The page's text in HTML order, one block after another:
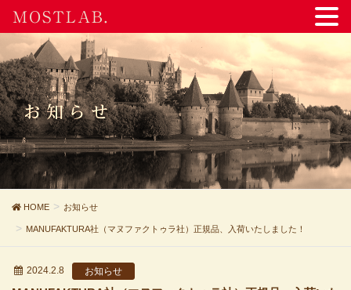
お知らせ
HOME お知らせ
MANUFAKTURA社（マヌファクトゥラ社）正規品、入荷いたしました！
2024.2.8 お知らせ
MOSTLAB.